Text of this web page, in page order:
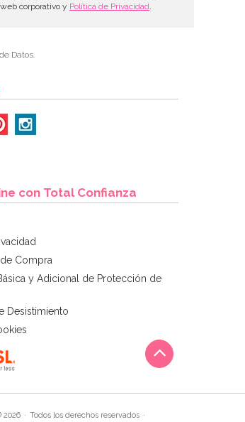
corporativo y Política de Privacidad
Datos.
con Total Confianza
Compra
y Adicional de Protección de
Desistimiento
2026 Todos los derechos reservados